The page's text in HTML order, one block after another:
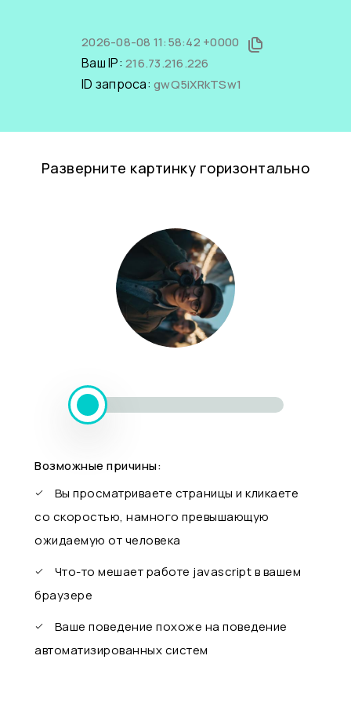
2026-08-08 11:58:42 +0000
Ваш IP: 216.73.216.226
ID запроса: gwQ5iXRkTSw1
Разверните картинку горизонтально
Возможные причины:
Вы просматриваете страницы и кликаете
со скоростью, намного превышающую
ожидаемую от человека
Что-то мешает работе javascript в вашем
браузере
Ваше поведение похоже на поведение
автоматизированных систем